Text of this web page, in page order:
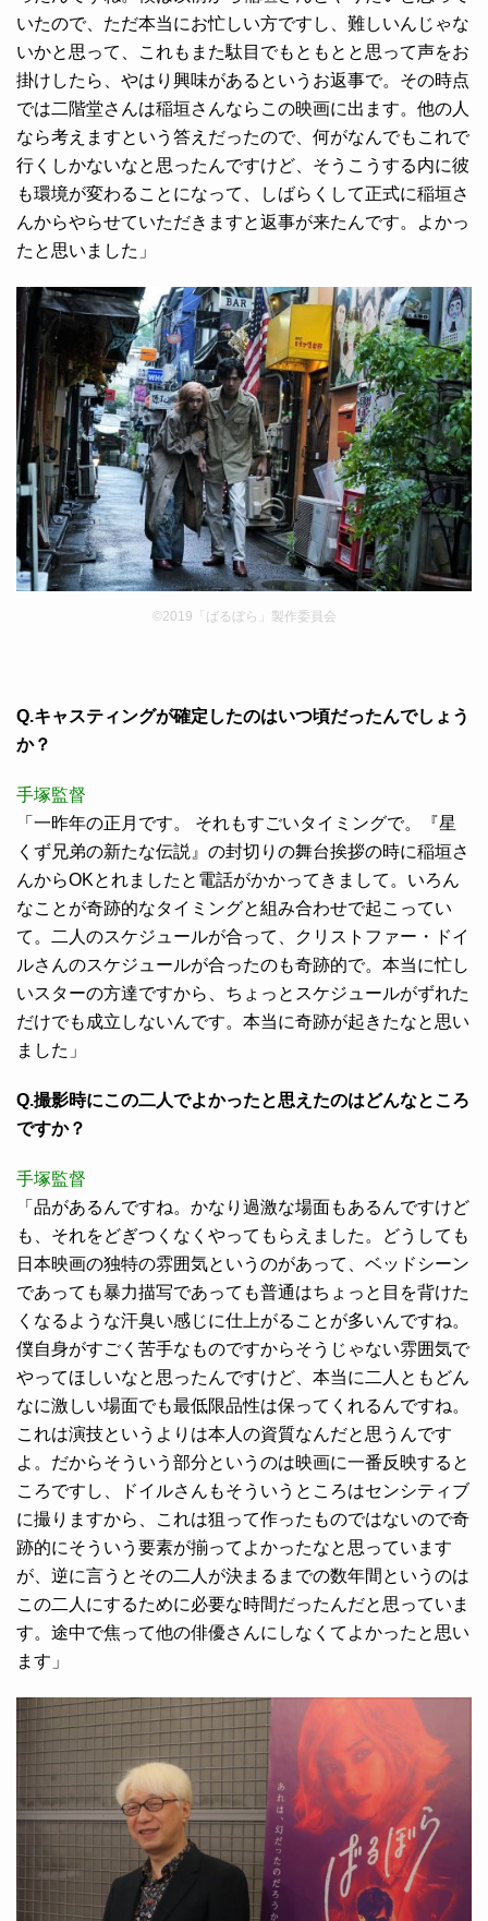
いたので、ただ本当にお忙しい方ですし、難しいんじゃな
いかと思って、これもまた駄目でもともとと思って声をお
掛けしたら、やはり興味があるというお返事で。その時点
では二階堂さんは稲垣さんならこの映画に出ます。他の人
なら考えますという答えだったので、何がなんでもこれで
行くしかないなと思ったんですけど、そうこうする内に彼
も環境が変わることになって、しばらくして正式に稲垣さ
んからやらせていただきますと返事が来たんです。よかっ
たと思いました」
©2019「ばるぼら」製作委員会
Q.キャスティングが確定したのはいつ頃だったんでしょう
か？
手塚監督
「一昨年の正月です。 それもすごいタイミングで。『星
くず兄弟の新たな伝説』の封切りの舞台挨拶の時に稲垣さ
んからOKとれましたと電話がかかってきまして。いろん
なことが奇跡的なタイミングと組み合わせで起こってい
て。二人のスケジュールが合って、クリストファー・ドイ
ルさんのスケジュールが合ったのも奇跡的で。本当に忙し
いスターの方達ですから、ちょっとスケジュールがずれた
だけでも成立しないんです。本当に奇跡が起きたなと思い
ました」
Q.撮影時にこの二人でよかったと思えたのはどんなところ
ですか？
手塚監督
「品があるんですね。かなり過激な場面もあるんですけど
も、それをどぎつくなくやってもらえました。どうしても
日本映画の独特の雰囲気というのがあって、ベッドシーン
であっても暴力描写であっても普通はちょっと目を背けた
くなるような汗臭い感じに仕上がることが多いんですね。
僕自身がすごく苦手なものですからそうじゃない雰囲気で
やってほしいなと思ったんですけど、本当に二人ともどん
なに激しい場面でも最低限品性は保ってくれるんですね。
これは演技というよりは本人の資質なんだと思うんです
よ。だからそういう部分というのは映画に一番反映すると
ころですし、ドイルさんもそういうところはセンシティブ
に撮りますから、これは狙って作ったものではないので奇
跡的にそういう要素が揃ってよかったなと思っています
が、逆に言うとその二人が決まるまでの数年間というのは
この二人にするために必要な時間だったんだと思っていま
す。途中で焦って他の俳優さんにしなくてよかったと思い
ます」